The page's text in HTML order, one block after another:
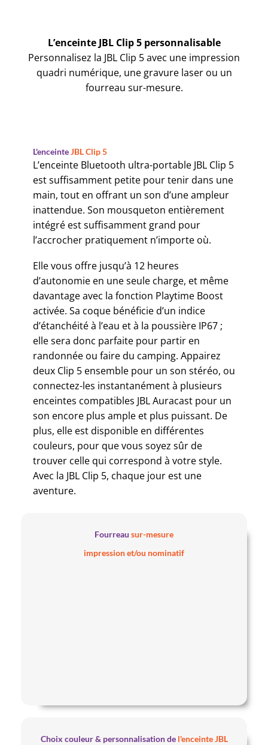
L’enceinte JBL Clip 5 personnalisable
Personnalisez la JBL Clip 5 avec une impression
quadri numérique, une gravure laser ou un
fourreau sur-mesure.
L'enceinteJBL Clip 5
L’enceinte Bluetooth ultra-portable JBL Clip 5
est suffisamment petite pour tenir dans une
main, tout en offrant un son d’une ampleur
inattendue. Son mousqueton entièrement
intégré est suffisamment grand pour
l’accrocher pratiquement n’importe où.
Elle vous offre jusqu’à 12 heures
d’autonomie en une seule charge, et même
davantage avec la fonction Playtime Boost
activée. Sa coque bénéficie d’un indice
d’étanchéité à l’eau et à la poussière IP67 ;
elle sera donc parfaite pour partir en
randonnée ou faire du camping. Appairez
deux Clip 5 ensemble pour un son stéréo, ou
connectez-les instantanément à plusieurs
enceintes compatibles JBL Auracast pour un
son encore plus ample et plus puissant. De
plus, elle est disponible en différentes
couleurs, pour que vous soyez sûr de
trouver celle qui correspond à votre style.
Avec la JBL Clip 5, chaque jour est une
aventure.
Fourreau sur-mesure
impression et/ou nominatif
Choix couleur & personnalisation de l'enceinte JBL